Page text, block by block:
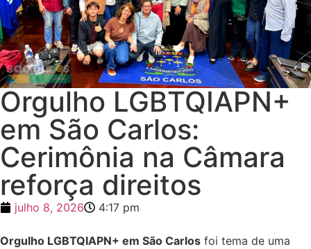
Orgulho LGBTQIAPN+
em São Carlos:
Cerimônia na Câmara
reforça direitos
julho 8, 2026 4:17 pm
Orgulho LGBTQIAPN+ em São Carlos foi tema de uma